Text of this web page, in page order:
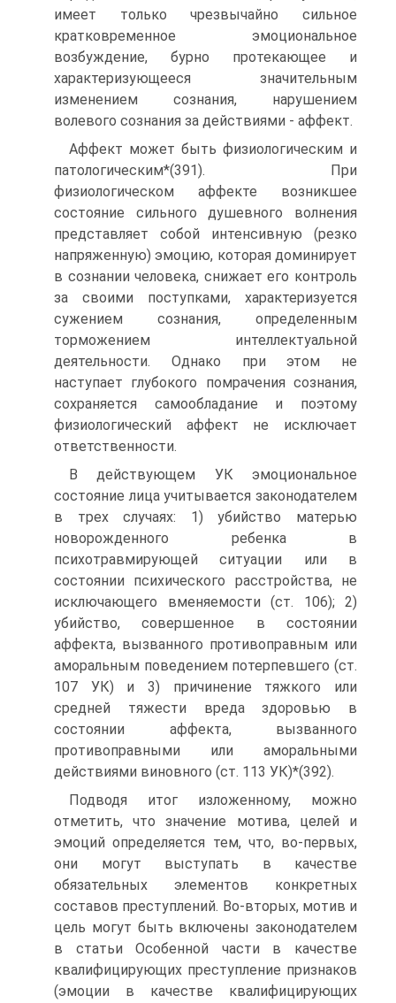
имеет только чрезвычайно сильное
кратковременное эмоциональное
возбуждение, бурно протекающее и
характеризующееся значительным
изменением сознания, нарушением
волевого сознания за действиями - аффект.
Аффект может быть физиологическим и
патологическим*(391). При
физиологическом аффекте возникшее
состояние сильного душевного волнения
представляет собой интенсивную (резко
напряженную) эмоцию, которая доминирует
в сознании человека, снижает его контроль
за своими поступками, характеризуется
сужением сознания, определенным
торможением интеллектуальной
деятельности. Однако при этом не
наступает глубокого помрачения сознания,
сохраняется самообладание и поэтому
физиологический аффект не исключает
ответственности.
В действующем УК эмоциональное
состояние лица учитывается законодателем
в трех случаях: 1) убийство матерью
новорожденного ребенка в
психотравмирующей ситуации или в
состоянии психического расстройства, не
исключающего вменяемости (ст. 106); 2)
убийство, совершенное в состоянии
аффекта, вызванного противоправным или
аморальным поведением потерпевшего (ст.
107 УК) и 3) причинение тяжкого или
средней тяжести вреда здоровью в
состоянии аффекта, вызванного
противоправными или аморальными
действиями виновного (ст. 113 УК)*(392).
Подводя итог изложенному, можно
отметить, что значение мотива, целей и
эмоций определяется тем, что, во-первых,
они могут выступать в качестве
обязательных элементов конкретных
составов преступлений. Во-вторых, мотив и
цель могут быть включены законодателем
в статьи Особенной части в качестве
квалифицирующих преступление признаков
(эмоции в качестве квалифицирующих